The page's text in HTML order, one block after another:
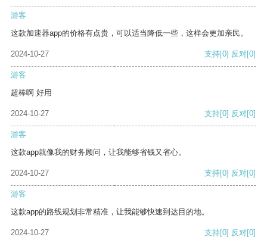
游客
这款加速器app的价格有点贵，可以适当降低一些，这样会更加亲民。
2024-10-27 支持[0] 反对[0]
游客
超棒啊 好用
2024-10-27 支持[0] 反对[0]
游客
这款app就像我的财务顾问，让我能够省钱又省心。
2024-10-27 支持[0] 反对[0]
游客
这款app的路线规划非常精准，让我能够快速到达目的地。
2024-10-27 支持[0] 反对[0]